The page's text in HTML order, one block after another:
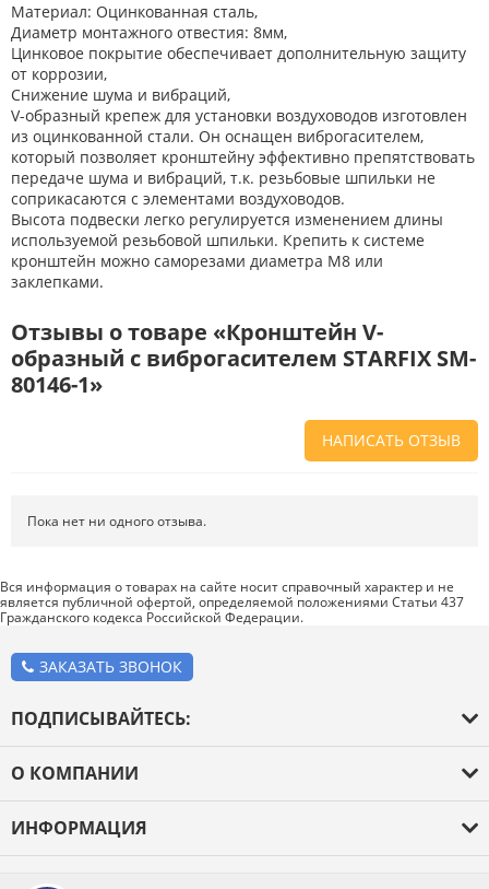
Материал: Оцинкованная сталь,
Диаметр монтажного отвестия: 8мм,
Цинковое покрытие обеспечивает дополнительную защиту
от коррозии,
Снижение шума и вибраций,
V-образный крепеж для установки воздуховодов изготовлен
из оцинкованной стали. Он оснащен виброгасителем,
который позволяет кронштейну эффективно препятствовать
передаче шума и вибраций, т.к. резьбовые шпильки не
соприкасаются с элементами воздуховодов.
Высота подвески легко регулируется изменением длины
используемой резьбовой шпильки. Крепить к системе
кронштейн можно саморезами диаметра М8 или
заклепками.
Отзывы о товаре «Кронштейн V-
образный с виброгасителем STARFIX SM-
80146-1»
НАПИСАТЬ ОТЗЫВ
не ошиблись в своем выборе.
Доставка. Как был упакован товар? Доставили ли его вам в
оговоренный срок?
Товар . Качественный? Какие его плюсы и минусы?
Пока нет ни одного отзыва.
Вся информация о товарах на сайте носит справочный характер и не
является публичной офертой, определяемой положениями Статьи 437
Гражданского кодекса Российской Федерации.
ЗАКАЗАТЬ ЗВОНОК
ПОДПИСЫВАЙТЕСЬ:
О КОМПАНИИ
Новости
ИНФОРМАЦИЯ
Каталог товаров